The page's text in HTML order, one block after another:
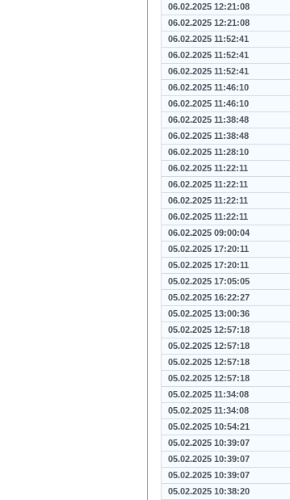
06.02.2025 12:21:08
06.02.2025 12:21:08
06.02.2025 11:52:41
06.02.2025 11:52:41
06.02.2025 11:52:41
06.02.2025 11:46:10
06.02.2025 11:46:10
06.02.2025 11:38:48
06.02.2025 11:38:48
06.02.2025 11:28:10
06.02.2025 11:22:11
06.02.2025 11:22:11
06.02.2025 11:22:11
06.02.2025 11:22:11
06.02.2025 09:00:04
05.02.2025 17:20:11
05.02.2025 17:20:11
05.02.2025 17:05:05
05.02.2025 16:22:27
05.02.2025 13:00:36
05.02.2025 12:57:18
05.02.2025 12:57:18
05.02.2025 12:57:18
05.02.2025 12:57:18
05.02.2025 11:34:08
05.02.2025 11:34:08
05.02.2025 10:54:21
05.02.2025 10:39:07
05.02.2025 10:39:07
05.02.2025 10:39:07
05.02.2025 10:38:20